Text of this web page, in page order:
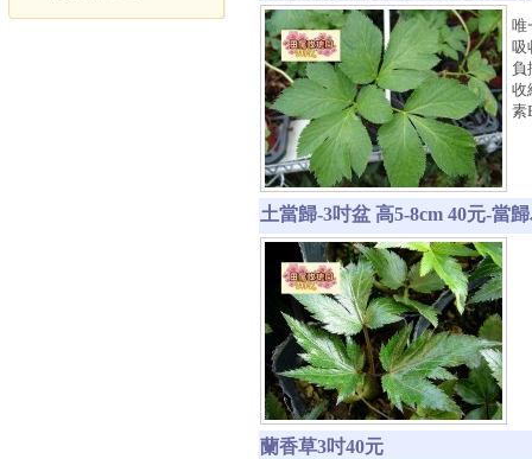
唯
吸
負
收
素
土當歸-3吋盆 高5-8cm 40元-當
蘭香草3吋40元